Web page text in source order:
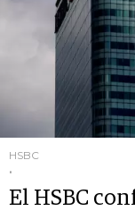
HSBC
.
El HSBC